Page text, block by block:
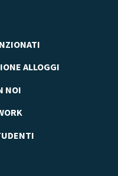
ALLOGGI
NOI